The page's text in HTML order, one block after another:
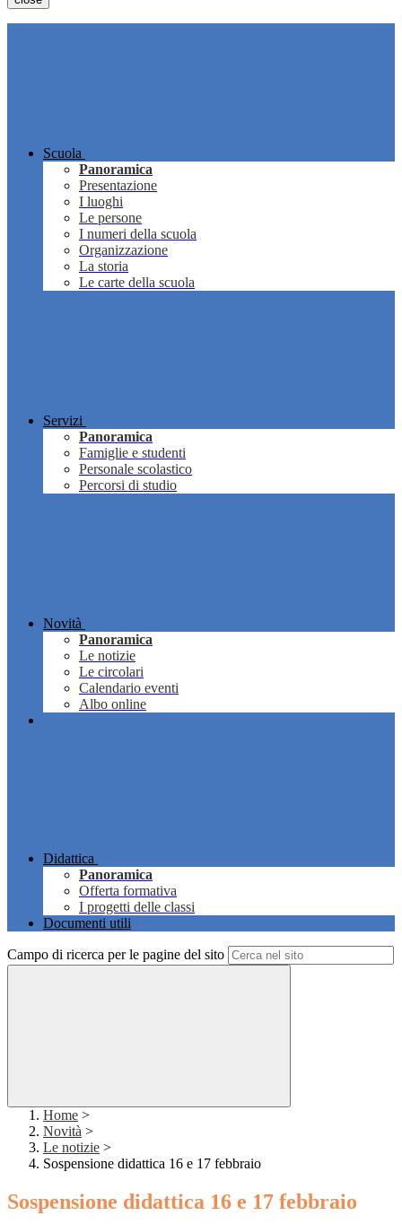
Scuola
Panoramica
Presentazione
I luoghi
Le persone
I numeri della scuola
Organizzazione
La storia
Le carte della scuola
Servizi
Panoramica
Famiglie e studenti
Personale scolastico
Percorsi di studio
Novità
Panoramica
Le notizie
Le circolari
Calendario eventi
Albo online
Didattica
Panoramica
Offerta formativa
I progetti delle classi
Documenti utili
Campo di ricerca per le pagine del sito
Home >
Novità >
Le notizie >
Sospensione didattica 16 e 17 febbraio
Sospensione didattica 16 e 17 febbraio